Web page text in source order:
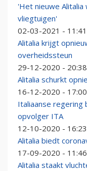
'Het nieuwe
vliegtuigen'
02-03-2021 - 11:41
Alitalia krijgt
overheidssteun
29-12-2020 - 20:38
Alitalia schurkt
16-12-2020 - 17:00
Italiaanse regering
opvolger ITA
12-10-2020 - 16:23
Alitalia biedt
17-09-2020 - 11:46
Alitalia staakt